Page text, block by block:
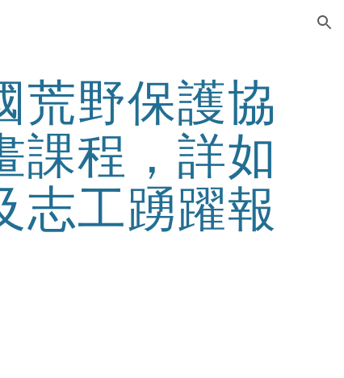
荒野保護協
課程，詳如
志工踴躍報